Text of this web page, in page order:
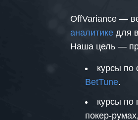
OffVariance —
аналитике для
Наша цель —
курсы по
BetTune.
курсы по
покер-